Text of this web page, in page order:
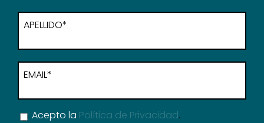
APELLIDO*
EMAIL*
Acepto la Política de Privacidad.